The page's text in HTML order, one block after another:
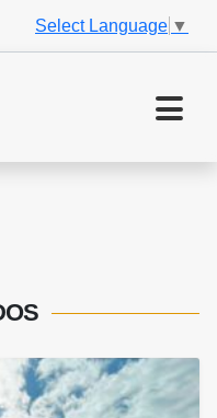
Select Language ▼